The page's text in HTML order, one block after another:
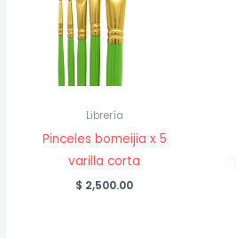
Librería
Pinceles bomeijia x 5
varilla corta
$ 2,500.00